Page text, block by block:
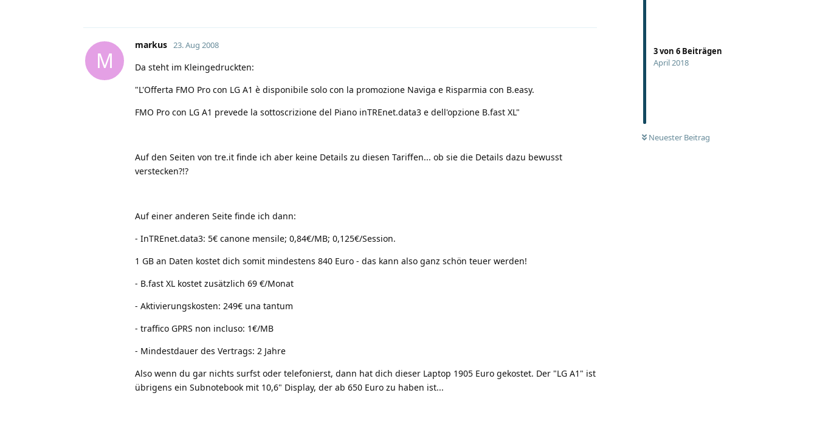
3von 6 Beiträgen
April 2018
Neuester Beitrag
M
markus 23. Aug 2008
Da steht im Kleingedruckten:
"L'Offerta FMO Pro con LG A1 è disponibile solo con la promozione Naviga e Risparmia con B.easy.
FMO Pro con LG A1 prevede la sottoscrizione del Piano inTREnet.data3 e dell'opzione B.fast XL"
Auf den Seiten von tre.it finde ich aber keine Details zu diesen Tariffen... ob sie die Details dazu bewusst
verstecken?!?
Auf einer anderen Seite finde ich dann:
- InTREnet.data3: 5€ canone mensile; 0,84€/MB; 0,125€/Session.
1 GB an Daten kostet dich somit mindestens 840 Euro - das kann also ganz schön teuer werden!
- B.fast XL kostet zusätzlich 69 €/Monat
- Aktivierungskosten: 249€ una tantum
- traffico GPRS non incluso: 1€/MB
- Mindestdauer des Vertrags: 2 Jahre
Also wenn du gar nichts surfst oder telefonierst, dann hat dich dieser Laptop 1905 Euro gekostet. Der "LG A1" ist
übrigens ein Subnotebook mit 10,6" Display, der ab 650 Euro zu haben ist...